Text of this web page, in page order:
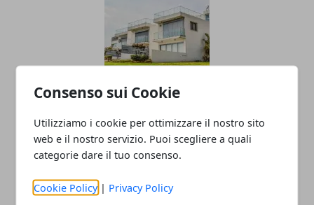
Consenso sui Cookie
Utilizziamo i cookie per ottimizzare il nostro sito
web e il nostro servizio. Puoi scegliere a quali
categorie dare il tuo consenso.
Cookie Policy | Privacy Policy
La situazione nel 2018 del Mercato
Immobiliare ad Avellino
05/01/2019